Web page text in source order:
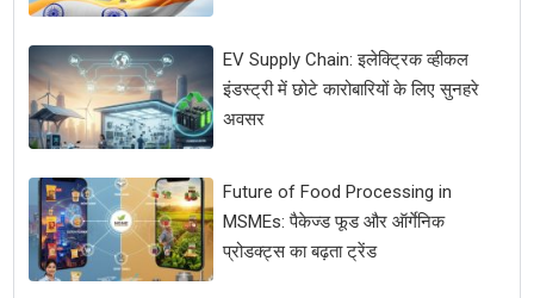
EV Supply Chain: इलेक्ट्रिक व्हीकल
इंडस्ट्री में छोटे कारोबारियों के लिए सुनहरे
अवसर
Future of Food Processing in
MSMEs: पैकेज्ड फूड और ऑर्गेनिक
प्रोडक्ट्स का बढ़ता ट्रेंड